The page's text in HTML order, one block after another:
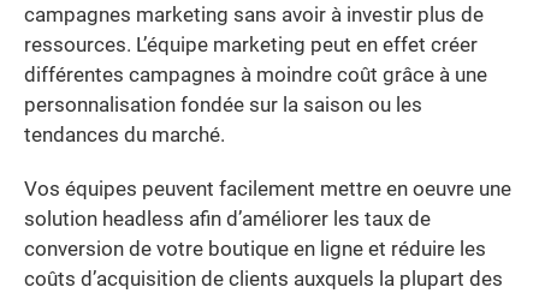
campagnes marketing sans avoir à investir plus de
ressources. L’équipe marketing peut en effet créer
différentes campagnes à moindre coût grâce à une
personnalisation fondée sur la saison ou les
tendances du marché.
Vos équipes peuvent facilement mettre en oeuvre une
solution headless afin d’améliorer les taux de
conversion de votre boutique en ligne et réduire les
coûts d’acquisition de clients auxquels la plupart des